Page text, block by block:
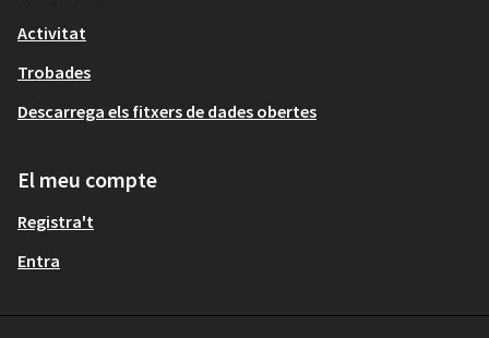
Activitat
Trobades
Descarrega els fitxers de dades obertes
El meu compte
Registra't
Entra